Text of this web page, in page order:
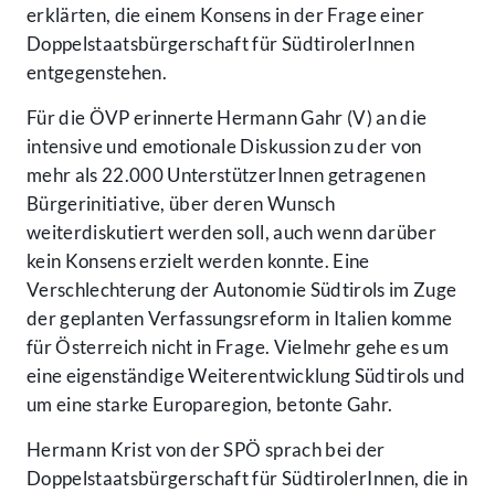
erklärten, die einem Konsens in der Frage einer
Doppelstaatsbürgerschaft für SüdtirolerInnen
entgegenstehen.
Für die ÖVP erinnerte Hermann Gahr (V) an die
intensive und emotionale Diskussion zu der von
mehr als 22.000 UnterstützerInnen getragenen
Bürgerinitiative, über deren Wunsch
weiterdiskutiert werden soll, auch wenn darüber
kein Konsens erzielt werden konnte. Eine
Verschlechterung der Autonomie Südtirols im Zuge
der geplanten Verfassungsreform in Italien komme
für Österreich nicht in Frage. Vielmehr gehe es um
eine eigenständige Weiterentwicklung Südtirols und
um eine starke Europaregion, betonte Gahr.
Hermann Krist von der SPÖ sprach bei der
Doppelstaatsbürgerschaft für SüdtirolerInnen, die in